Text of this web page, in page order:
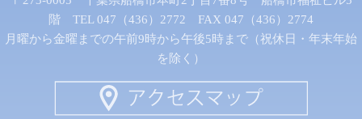
階 TEL 047（436）2772 FAX 047（436）2774
月曜から金曜までの午前9時から午後5時まで（祝休日・年末年始
を除く）